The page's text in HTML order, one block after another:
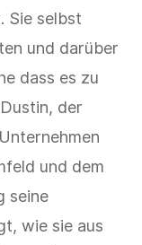
Sie selbst
und darüber
dass es zu
der
und dem
seine
wie sie aus